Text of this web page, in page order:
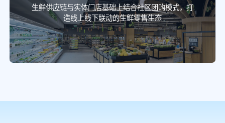
生鲜供应链与实体门店基础上结合社区团购模式，打
造线上线下联动的生鲜零售生态